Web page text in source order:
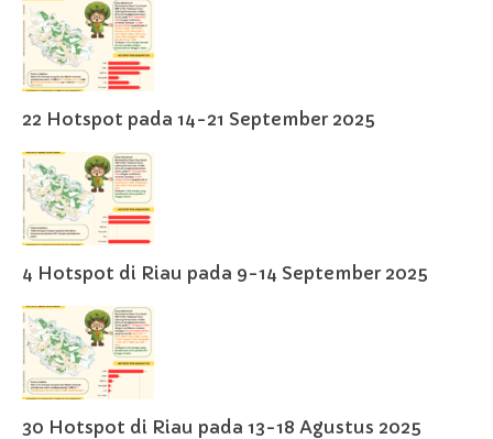
22 Hotspot pada 14-21 September 2025
4 Hotspot di Riau pada 9-14 September 2025
30 Hotspot di Riau pada 13-18 Agustus 2025